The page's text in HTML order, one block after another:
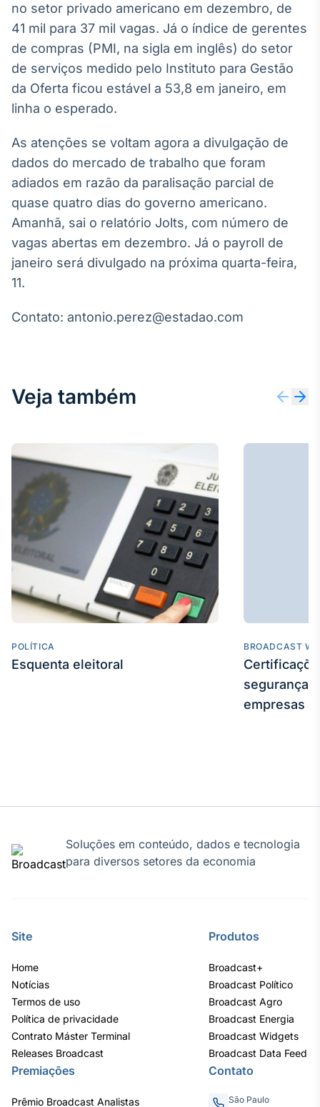
no setor privado americano em dezembro, de
41 mil para 37 mil vagas. Já o índice de gerentes
de compras (PMI, na sigla em inglês) do setor
de serviços medido pelo Instituto para Gestão
da Oferta ficou estável a 53,8 em janeiro, em
linha o esperado.
As atenções se voltam agora a divulgação de
dados do mercado de trabalho que foram
adiados em razão da paralisação parcial de
quase quatro dias do governo americano.
Amanhã, sai o relatório Jolts, com número de
vagas abertas em dezembro. Já o payroll de
janeiro será divulgado na próxima quarta-feira,
11.
Contato: antonio.perez@estadao.com
Veja também
POLÍTICA
Esquenta eleitoral
BROADCAST
segurança
empresas
Soluções em conteúdo, dados e tecnologia
para diversos setores da economia
Site
Home
Notícias
Termos de uso
Política de privacidade
Contrato Máster Terminal
Releases Broadcast
Produtos
Broadcast+
Broadcast Político
Broadcast Agro
Broadcast Energia
Broadcast Widgets
Broadcast Data Feed
Premiações
Prêmio Broadcast Analistas
Contato
São Paulo